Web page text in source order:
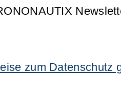
zum Datenschutz